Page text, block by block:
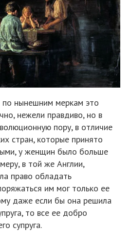
нынешним меркам это
нежели правдиво, но в
пору, в отличие
стран, которые принято
у женщин было больше
в той же Англии,
право обладать
им мог только ее
даже если бы она решила
то все ее добро
супруга.